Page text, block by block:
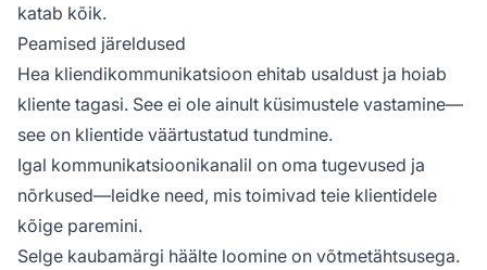
katab kõik.
Peamised järeldused
Hea kliendikommunikatsioon ehitab usaldust ja hoiab
kliente tagasi. See ei ole ainult küsimustele vastamine—
see on klientide väärtustatud tundmine.
Igal kommunikatsioonikanalil on oma tugevused ja
nõrkused—leidke need, mis toimivad teie klientidele
kõige paremini.
Selge kaubamärgi häälte loomine on võtmetähtsusega.